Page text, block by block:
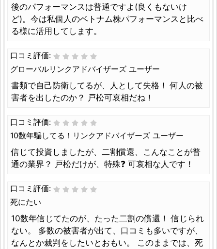
後のパフォーマンスは普通ですよ(良くもないけ
ど)。今は私個人のベトナム株パフォーマンスと比べ
る様に活用してします。
口コミ評価:
グローバルリンクアドバイザーズ ユーザー
書類で自己防衛してるが、人として失格！ 何人の被
害者を出したのか？ 戸松可哀相だね！
口コミ評価:
10数年騙してる！リンクアドバイザーズ ユーザー
信じて投資しましたが、二割償還、こんなことが普
通の業界？ 戸松だけが、特殊❓ 可哀相な人です！
口コミ評価:
死にたい
10数年信じてたのが、たった二割の償還！ 信じられ
ない。 多数の被害者が出て、口コミも多いですが、
なんとか裁判をしたいとおもい。 このままでは、死